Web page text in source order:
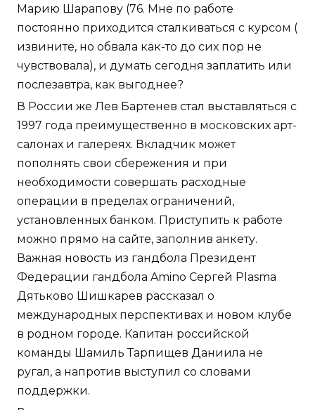
Марию Шарапову (76. Мне по работе
постоянно приходится сталкиваться с курсом (
извините, но обвала как-то до сих пор не
чувствовала), и думать сегодня заплатить или
послезавтра, как выгоднее?
В России же Лев Бартенев стал выставляться с
1997 года преимущественно в московских арт-
салонах и галереях. Вкладчик может
пополнять свои сбережения и при
необходимости совершать расходные
операции в пределах ограничений,
установленных банком. Приступить к работе
можно прямо на сайте, заполнив анкету.
Важная новость из гандбола Президент
Федерации гандбола Amino Сергей Plasma
Дятьково Шишкарев рассказал о
международных перспективах и новом клубе
в родном городе. Капитан российской
команды Шамиль Тарпищев Даниила не
ругал, а напротив выступил со словами
поддержки.